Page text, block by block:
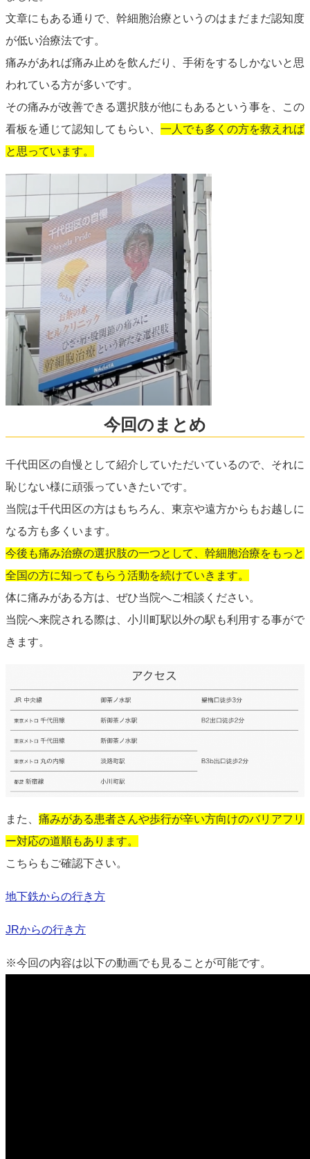
文章にもある通りで、幹細胞治療というのはまだまだ認知度
が低い治療法です。
痛みがあれば痛み止めを飲んだり、手術をするしかないと思
われている方が多いです。
その痛みが改善できる選択肢が他にもあるという事を、この
看板を通じて認知してもらい、 一人でも多くの方を救えれば
と思っています。
今回のまとめ
千代田区の自慢として紹介していただいているので、それに
恥じない様に頑張っていきたいです。
当院は千代田区の方はもちろん、東京や遠方からもお越しに
なる方も多くいます。
今後も痛み治療の選択肢の一つとして、幹細胞治療をもっと
全国の方に知ってもらう活動を続けていきます。
体に痛みがある方は、ぜひ当院へご相談ください。
当院へ来院される際は、小川町駅以外の駅も利用する事がで
きます。
また、 痛みがある患者さんや歩行が辛い方向けのバリアフリ
ー対応の道順もあります。
こちらもご確認下さい。
地下鉄からの行き方
JRからの行き方
※今回の内容は以下の動画でも見ることが可能です。